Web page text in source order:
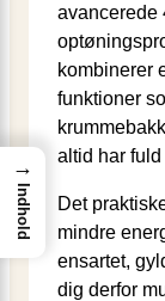
avancerede
kombinerer
funktioner
altid har
Det
mindre
ensartet,
dig derfor
→
Indhold